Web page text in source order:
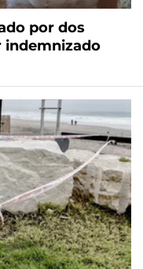
por dos
indemnizado